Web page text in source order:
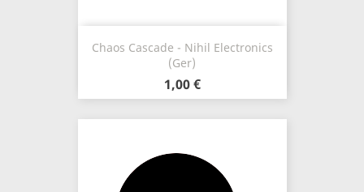
Chaos Cascade - Nihil Electronics
(Ger)
1,00 €